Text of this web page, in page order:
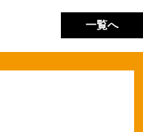
一覧へ